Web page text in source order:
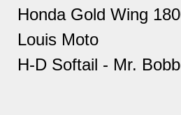
Honda Gold Wing
Louis Moto
H-D Softail - Mr.